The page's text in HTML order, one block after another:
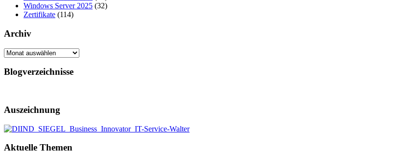
Windows Server 2025 (32)
Zertifikate (114)
Archiv
Archiv
Blogverzeichnisse
Auszeichnung
Aktuelle Themen